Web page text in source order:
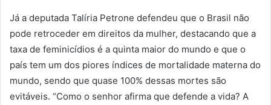
Já a deputada Talíria Petrone defendeu que o Brasil não
pode retroceder em direitos da mulher, destacando que a
taxa de feminicídios é a quinta maior do mundo e que o
país tem um dos piores índices de mortalidade materna do
mundo, sendo que quase 100% dessas mortes são
evitáveis. “Como o senhor afirma que defende a vida? A